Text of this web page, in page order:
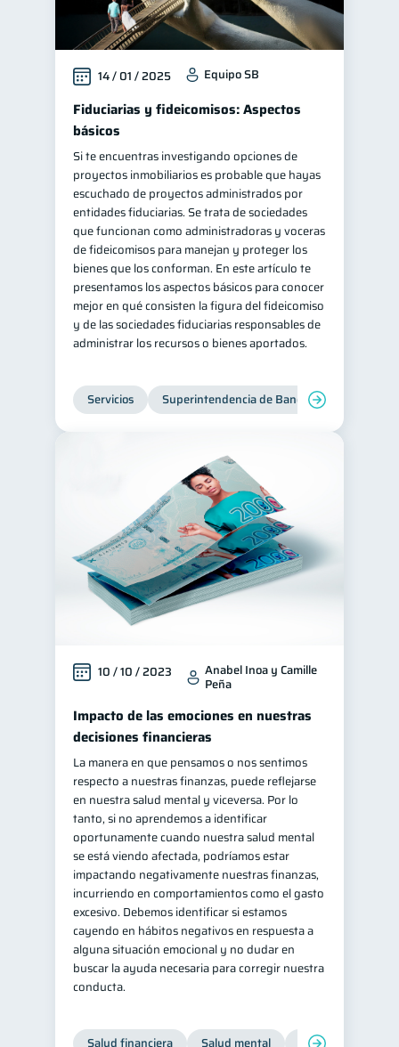
14 / 01 / 2025 Equipo SB
Fiduciarias y fideicomisos: Aspectos
básicos
Si te encuentras investigando opciones de
proyectos inmobiliarios es probable que hayas
escuchado de proyectos administrados por
entidades fiduciarias. Se trata de sociedades
que funcionan como administradoras y voceras
de fideicomisos para manejan y proteger los
bienes que los conforman. En este artículo te
presentamos los aspectos básicos para conocer
mejor en qué consisten la figura del fideicomiso
y de las sociedades fiduciarias responsables de
administrar los recursos o bienes aportados.
Servicios Superintendencia de Bancos
10 / 10 / 2023 Anabel Inoa y Camille
Peña
Impacto de las emociones en nuestras
decisiones financieras
La manera en que pensamos o nos sentimos
respecto a nuestras finanzas, puede reflejarse
en nuestra salud mental y viceversa. Por lo
tanto, si no aprendemos a identificar
oportunamente cuando nuestra salud mental
se está viendo afectada, podríamos estar
impactando negativamente nuestras finanzas,
incurriendo en comportamientos como el gasto
excesivo. Debemos identificar si estamos
cayendo en hábitos negativos en respuesta a
alguna situación emocional y no dudar en
buscar la ayuda necesaria para corregir nuestra
conducta.
Salud financiera Salud mental Inclusión